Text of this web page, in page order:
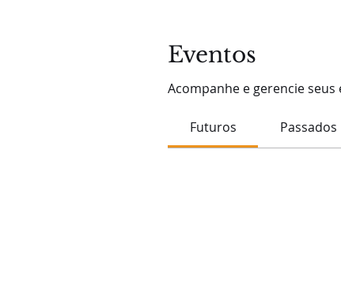
Eventos
Acompanhe e gerencie seus
Futuros Passados